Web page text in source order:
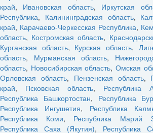
край, Ивановская область, Иркутская
Республика, Калининградская область,
край, Карачаево-Черкесская Республика,
область, Костромская область,
Курганская область, Курская область,
область, Мурманская область,
область, Новосибирская область,Омская
Орловская область, Пензенская область,
край, Псковская область, Республика
Республика Башкортостан, Республика
Республика Ингушетия, Республика
Республика Коми, Республика Марий
Республика Саха (Якутия), Республика